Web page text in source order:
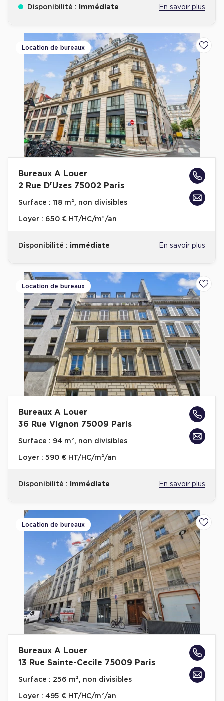
Disponibilité : Immédiate En savoir plus
Location de bureaux
Bureaux A Louer
2 Rue D'Uzes 75002 Paris
Surface : 118 m², non divisibles
Loyer : 650 € HT/HC/m²/an
Disponibilité : immédiate En savoir plus
Location de bureaux
Bureaux A Louer
36 Rue Vignon 75009 Paris
Surface : 94 m², non divisibles
Loyer : 590 € HT/HC/m²/an
Disponibilité : immédiate En savoir plus
Location de bureaux
Bureaux A Louer
13 Rue Sainte-Cecile 75009 Paris
Surface : 256 m², non divisibles
Loyer : 495 € HT/HC/m²/an